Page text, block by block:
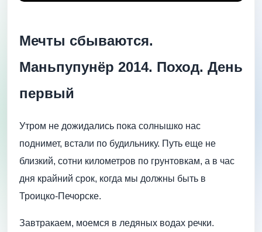
Мечты сбываются.
Маньпупунёр 2014. Поход. День
первый
Утром не дожидались пока солнышко нас
поднимет, встали по будильнику. Путь еще не
близкий, сотни километров по грунтовкам, а в час
дня крайний срок, когда мы должны быть в
Троицко-Печорске.
Завтракаем, моемся в ледяных водах речки.